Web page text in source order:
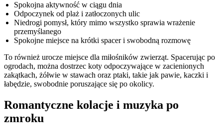
Spokojna aktywność w ciągu dnia
Odpoczynek od plaż i zatłoczonych ulic
Niedrogi pomysł, który mimo wszystko sprawia wrażenie
przemyślanego
Spokojne miejsce na krótki spacer i swobodną rozmowę
To również urocze miejsce dla miłośników zwierząt. Spacerując po
ogrodach, można dostrzec koty odpoczywające w zacienionych
zakątkach, żółwie w stawach oraz ptaki, takie jak pawie, kaczki i
łabędzie, swobodnie poruszające się po okolicy.
Romantyczne kolacje i muzyka po
zmroku